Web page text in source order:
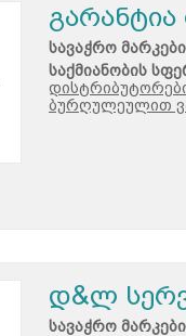
სავაჭრო
საქმიანობის
ბურღულეულით
დ&ლ
სავაჭრო